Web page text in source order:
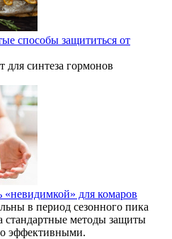
способы защититься от
синтеза гормонов
«невидимкой» для комаров
в период сезонного пика
стандартные методы защиты
эффективными.